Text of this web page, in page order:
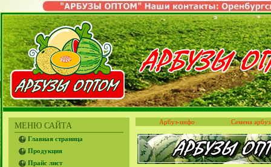
МЕНЮ САЙТА
Главная страница
Продукция
Прайс лист
Арбуз-инфо Семена